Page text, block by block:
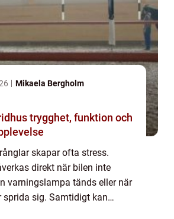
Mikaela Bergholm
funktion och
skapar ofta stress.
direkt när bilen inte
varningslampa tänds eller när
sprida sig. Samtidigt kan